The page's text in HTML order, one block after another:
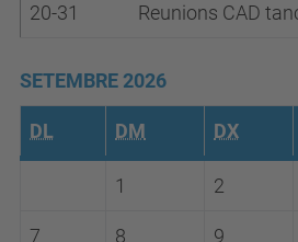
20-31 Reunions CAD
SETEMBRE 2026
DL DM DX
1 2
7 8 9